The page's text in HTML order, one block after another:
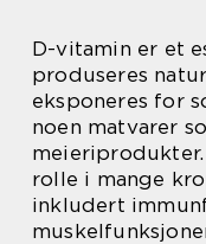
D-vitamin er et
produseres
eksponeres for
noen matvarer
rolle i mange
inkludert